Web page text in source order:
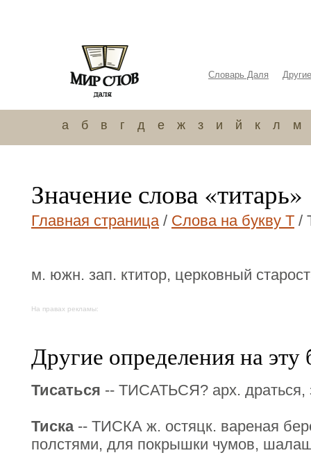
Словарь Даля
а б в г д е ж з и й к л м
Значение слова «титарь»
Главная страница/ Слова на букву Т /
м. южн. зап. ктитор, церковный
На правах рекламы:
Другие определения на эту
Тисаться -- ТИСАТЬСЯ? арх. драться,
Тиска-- ТИСКА ж. остяцк. вареная
полстями, для покрышки чумов,